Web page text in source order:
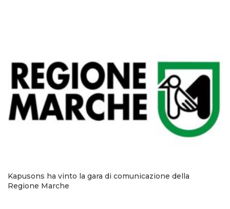
Kapusons ha vinto la gara di comunicazione della
Regione Marche